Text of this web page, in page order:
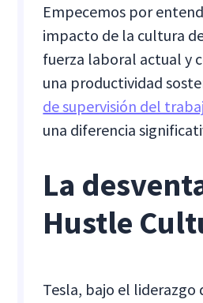
Empecemos por
impacto de la cultura
fuerza laboral actual y
una productividad
de supervisión del
una diferencia
La
Hustle
Tesla, bajo el liderazgo